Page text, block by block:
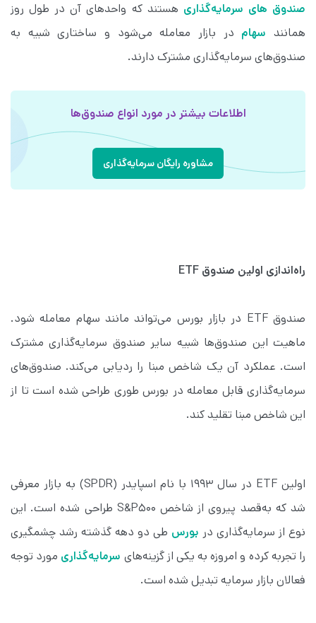
صندوق های سرمایه‌گذاری هستند که واحدهای آن در طول روز
همانند سهام در بازار معامله می‌شود و ساختاری شبیه به
صندوق‌های سرمایه‌گذاری مشترک دارند.
اطلاعات بیشتر در مورد انواع صندوق‌ها
مشاوره رایگان سرمایه‌گذاری
راه‌اندازی اولین صندوق ETF
این شاخص مبنا تقلید کند.
نوع از سرمایه‌گذاری در
بورس
را تجربه کرده و امروزه به یکی از گزینه‌های
سرمایه‌گذاری
فعالان بازار سرمایه تبدیل شده است.